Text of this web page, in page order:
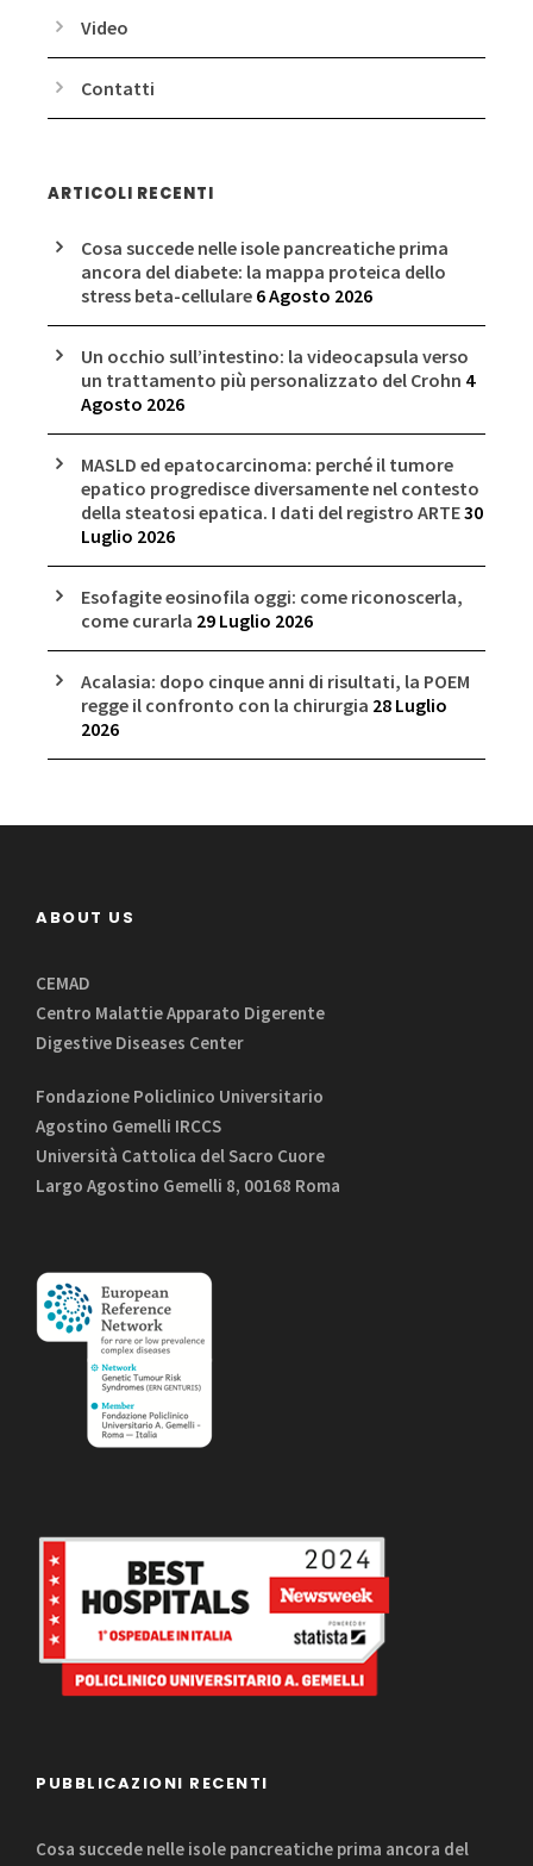
Video
Contatti
ARTICOLI RECENTI
Cosa succede nelle isole pancreatiche prima
ancora del diabete: la mappa proteica dello
stress beta-cellulare 6 Agosto 2026
Un occhio sull’intestino: la videocapsula verso
un trattamento più personalizzato del Crohn 4
Agosto 2026
MASLD ed epatocarcinoma: perché il tumore
epatico progredisce diversamente nel contesto
della steatosi epatica. I dati del registro ARTE30
Luglio 2026
Esofagite eosinofila oggi: come riconoscerla,
come curarla 29 Luglio 2026
Acalasia: dopo cinque anni di risultati, la POEM
regge il confronto con la chirurgia 28 Luglio
2026
ABOUT US
CEMAD
Centro Malattie Apparato Digerente
Digestive Diseases Center
Fondazione Policlinico Universitario
Agostino Gemelli IRCCS
Università Cattolica del Sacro Cuore
Largo Agostino Gemelli 8, 00168 Roma
PUBBLICAZIONI RECENTI
Cosa succede nelle isole pancreatiche prima ancora del